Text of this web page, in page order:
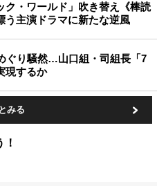
ク・ワールド」吹き替え《棒読
主演ドラマに新たな逆風
ぐり騒然…山口組・司組長「7
現するか
みる